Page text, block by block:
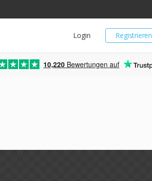
Registrieren
Login
10,220 Bewertungen auf